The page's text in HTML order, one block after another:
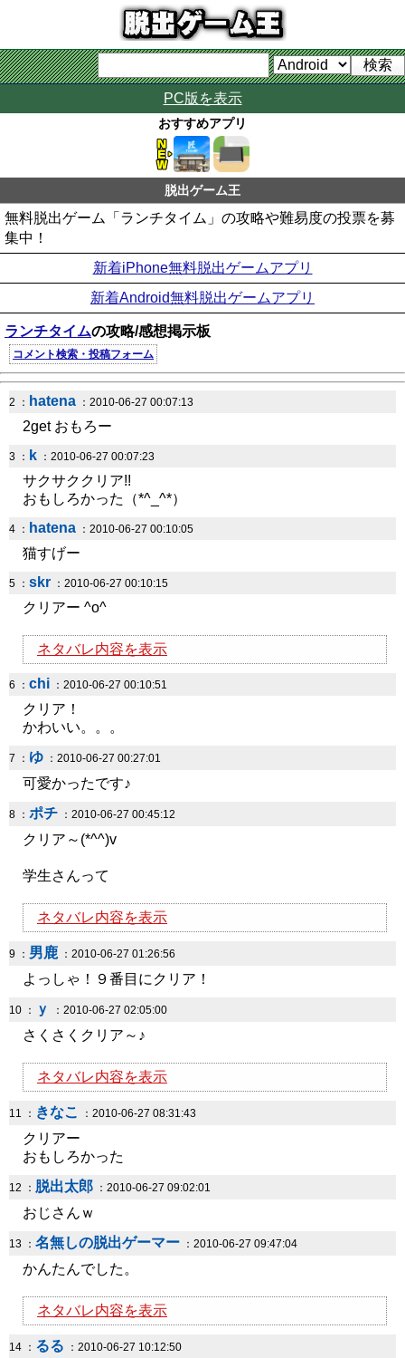
PC版を表示
おすすめアプリ
脱出ゲーム王
無料脱出ゲーム「ランチタイム」の攻略や難易度の投票を募
集中！
新着iPhone無料脱出ゲームアプリ
新着Android無料脱出ゲームアプリ
ランチタイムの攻略/感想掲示板
コメント検索・投稿フォーム
2 ： hatena ：2010-06-27 00:07:13
2get おもろー
3 ： k ：2010-06-27 00:07:23
サクサククリア!!
おもしろかった（*^_^*）
4 ： hatena ：2010-06-27 00:10:05
猫すげー
5 ： skr ：2010-06-27 00:10:15
クリアー ^o^
ネタバレ内容を表示
6 ： chi ：2010-06-27 00:10:51
クリア！
かわいい。。。
7 ： ゆ ：2010-06-27 00:27:01
可愛かったです♪
8 ： ポチ ：2010-06-27 00:45:12
クリア～(*^^)v
学生さんって
ネタバレ内容を表示
9 ： 男鹿：2010-06-27 01:26:56
よっしゃ！９番目にクリア！
10 ： ｙ ：2010-06-27 02:05:00
さくさくクリア～♪
ネタバレ内容を表示
11 ： きなこ ：2010-06-27 08:31:43
クリアー
おもしろかった
12 ： 脱出太郎 ：2010-06-27 09:02:01
おじさんｗ
13 ： 名無しの脱出ゲーマー ：2010-06-27 09:47:04
かんたんでした。
ネタバレ内容を表示
14 ： るる ：2010-06-27 10:12:50